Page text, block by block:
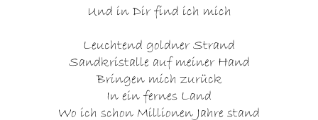
Und in Dir find ich mich
Leuchtend goldner Strand
Sandkristalle auf meiner Hand
Bringen mich zurück
In ein fernes Land
Wo ich schon Millionen Jahre stand